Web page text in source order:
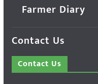
Farmer Diary
Contact Us
Contact Us